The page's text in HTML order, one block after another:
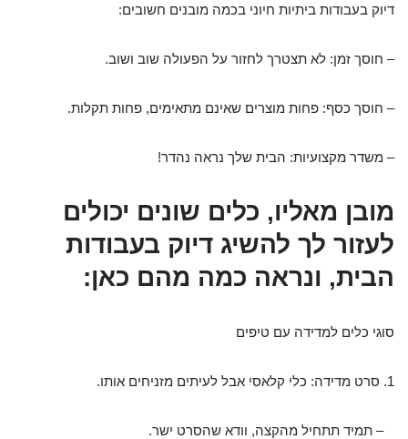
דיוק בעבודות ביתיות חיוני בכמה מובנים חשובים:
– חוסך זמן: לא תצטרך לחזור על הפעולה שוב ושוב.
– חוסך כסף: פחות מוצרים שאינם מתאימים, פחות תקלות.
– משדר מקצועיות: הבית שלך נראה נהדר!
מובן מאליו, כלים שונים יכולים
לעזור לך להשיג דיוק בעבודות
הבית, ונראה כמה מהם כאן:
סוגי כלים למדידה עם טיפים
1. סרט מדידה: כלי קלאסי אבל לעיתים מזניחים אותו.
– תמיד תתחיל מהקצה, וודא שהסרט ישר.